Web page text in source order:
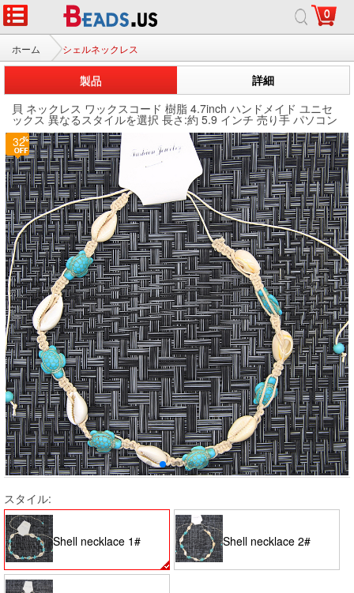
0
ホーム シェルネックレス
製品
詳細
貝 ネックレス ワックスコード 樹脂 4.7inch ハンドメイド ユニセ
ックス 異なるスタイルを選択 長さ:約 5.9 インチ 売り手 パソコン
32
スタイル:
Shell necklace 1# Shell necklace 2#